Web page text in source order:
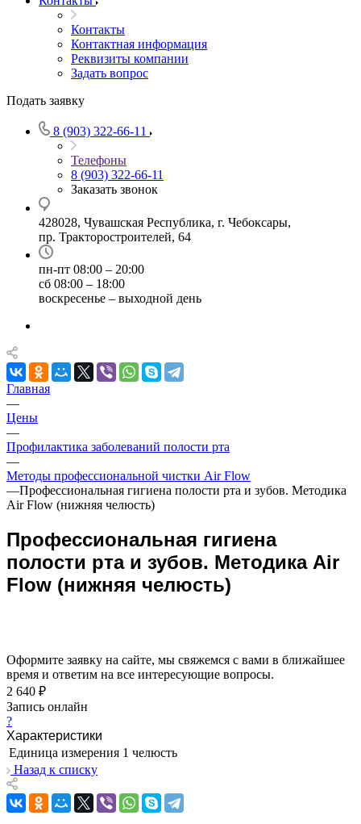
Контакты
Контактная информация
Реквизиты компании
Задать вопрос
Подать заявку
8 (903) 322-66-11
Телефоны
8 (903) 322-66-11
Заказать звонок
428028, Чувашская Республика, г. Чебоксары,
пр. Тракторостроителей, 64
пн-пт 08:00 – 20:00
сб 08:00 – 18:00
воскресенье – выходной день
Главная
—
Цены
—
Профилактика заболеваний полости рта
—
Методы профессиональной чистки Air Flow
—Профессиональная гигиена полости рта и зубов. Методика
Air Flow (нижняя челюсть)
Профессиональная гигиена
полости рта и зубов. Методика Air
Flow (нижняя челюсть)
Оформите заявку на сайте, мы свяжемся с вами в ближайшее
время и ответим на все интересующие вопросы.
2 640 ₽
Запись онлайн
?
Характеристики
Единица измерения 1 челюсть
Назад к списку